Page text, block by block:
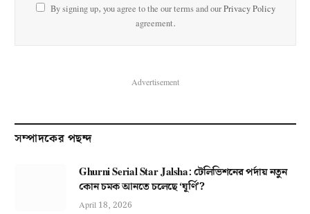
By signing up, you agree to the our terms and ourPrivacy Policy
agreement.
Advertisement
সম্পাদকের পছন্দ
Ghurni Serial Star Jalsha: টেলিভিশনের পর্দায় নতুন
কোন চমক আনতে চলেছে ‘ঘূর্ণি’?
April 18, 2026